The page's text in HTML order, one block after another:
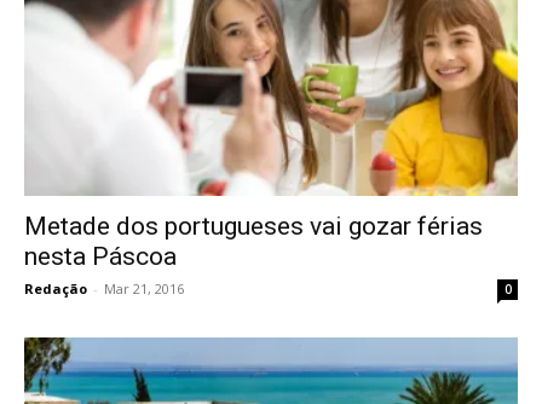
Metade dos portugueses vai gozar férias
nesta Páscoa
Redação - Mar 21, 2016 0